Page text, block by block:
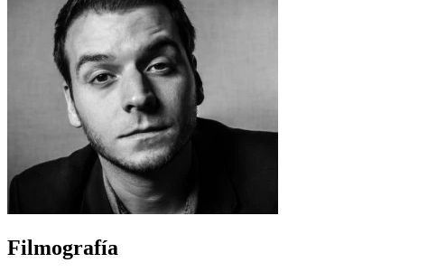
Filmografía